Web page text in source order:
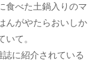
食べた土鍋入りのマ
んがやたらおいしか
いて。
に紹介されている